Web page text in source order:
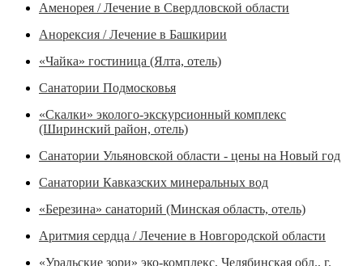
Аменорея / Лечение в Свердловской области
Анорексия / Лечение в Башкирии
«Чайка» гостиница (Ялта, отель)
Санатории Подмосковья
«Скалки» эколого-экскурсионный комплекс
(Ширинский район, отель)
Санатории Ульяновской области - цены на Новый год
Санатории Кавказских минеральных вод
«Березина» cанаторий (Минская область, отель)
Аритмия сердца / Лечение в Новгородской области
«Уральские зори» эко-комплекс, Челябинская обл., г.